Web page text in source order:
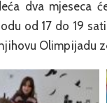
dva mjeseca
od 17 do 19
Olimpijadu